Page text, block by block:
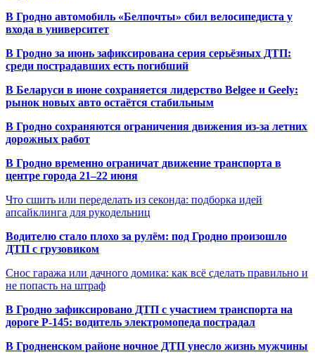
В Гродно автомобиль «Белпочты» сбил велосипедиста у
входа в университет
В Гродно за июнь зафиксирована серия серьёзных ДТП:
среди пострадавших есть погибший
В Беларуси в июне сохраняется лидерство Belgee и Geely:
рынок новых авто остаётся стабильным
В Гродно сохраняются ограничения движения из-за летних
дорожных работ
В Гродно временно ограничат движение транспорта в
центре города 21–22 июня
Что сшить или переделать из секонда: подборка идей
апсайклинга для рукодельниц
Водителю стало плохо за рулём: под Гродно произошло
ДТП с грузовиком
Снос гаража или дачного домика: как всё сделать правильно и
не попасть на штраф
В Гродно зафиксировано ДТП с участием транспорта на
дороге Р-145: водитель электромопеда пострадал
В Гродненском районе ночное ДТП унесло жизнь мужчины